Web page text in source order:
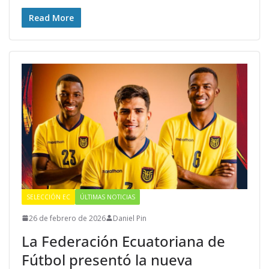
Read More
SELECCIÓN EC ÚLTIMAS NOTICIAS
26 de febrero de 2026 Daniel Pin
La Federación Ecuatoriana de
Fútbol presentó la nueva